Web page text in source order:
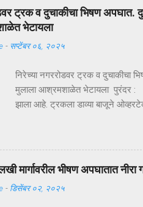
कापूरहोळच्या मुख्य रस्त्यावर अचानक
जबरदस्तीने गाडीत बसवून वाहन भरधाव
परिसरातील लोक स्तब्ध झाले. घटनेची
यंत्रणेद्वारे संदेश पसरवण्यात आला आणि
ट्रक व दुचाकीचा भिषण अपघात.
भेटायला
- सप्टेंबर ०६, २०२५
निरेच्या नगररोडवर ट्रक व दुचाकीचा
मुलाला आश्रमशाळेत भेटायला पुरंदर :
झाला आहे. ट्रकला डाव्या बाजूने
उपचारासाठी लोणंदकडे रवाना केले,
कुवरलाल साखरे, रा. बोपर्डी जिल्हा
शनिवारी (दि.६) सायंकाळी ४.४५ वाजता
ट्रक क्रमांक एम.एच. २०- जी. सी.
यांच्यात अपघात झाला आहे.
मार्गावरील भीषण अपघातात नीरा
- डिसेंबर ०२, २०२५